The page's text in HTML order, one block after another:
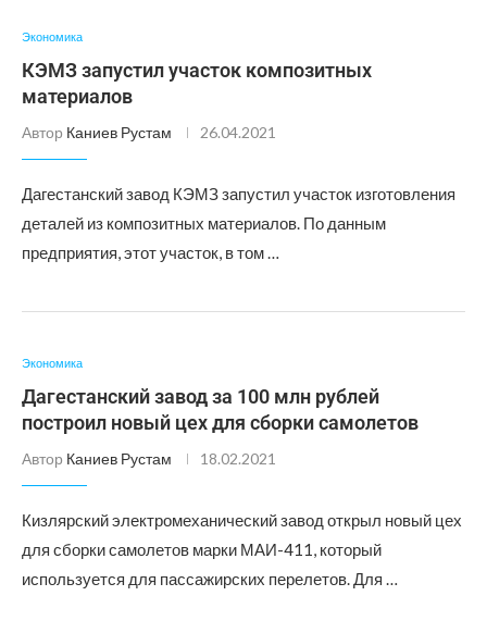
Экономика
КЭМЗ запустил участок композитных
материалов
Автор Каниев Рустам 26.04.2021
Дагестанский завод КЭМЗ запустил участок изготовления
деталей из композитных материалов. По данным
предприятия, этот участок, в том …
Экономика
Дагестанский завод за 100 млн рублей
построил новый цех для сборки самолетов
Автор Каниев Рустам 18.02.2021
Кизлярский электромеханический завод открыл новый цех
для сборки самолетов марки МАИ-411, который
используется для пассажирских перелетов. Для …